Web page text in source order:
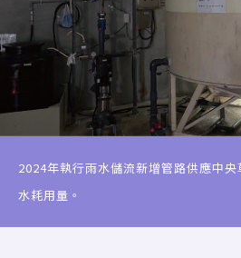
2024年執行雨水儲流新增管路供應中
水耗用量。